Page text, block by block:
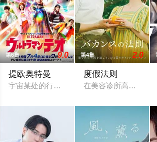
第6集 9.0
提欧奥特曼
宇宙某处的行星“H12”这颗与地球极其相似
第4集 2.0
度假法则
在美容诊所高强度工